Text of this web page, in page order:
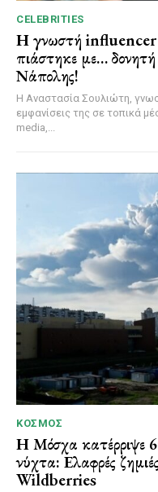
CELEBRITIES
Η γνωστή influencer
πιάστηκε με… δονητή
Νάπολης!
Η Αναστασία Σουλιώτη,
εμφανίσεις της σε τοπικά
media,...
ΚΌΣΜΟΣ
Η Μόσχα κατέρριψε
νύχτα: Ελαφρές
Wildberries